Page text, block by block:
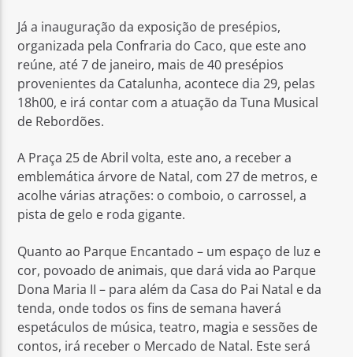
Já a inauguração da exposição de presépios,
organizada pela Confraria do Caco, que este ano
reúne, até 7 de janeiro, mais de 40 presépios
provenientes da Catalunha, acontece dia 29, pelas
18h00, e irá contar com a atuação da Tuna Musical
de Rebordões.
A Praça 25 de Abril volta, este ano, a receber a
emblemática árvore de Natal, com 27 de metros, e
acolhe várias atrações: o comboio, o carrossel, a
pista de gelo e roda gigante.
Quanto ao Parque Encantado – um espaço de luz e
cor, povoado de animais, que dará vida ao Parque
Dona Maria II – para além da Casa do Pai Natal e da
tenda, onde todos os fins de semana haverá
espetáculos de música, teatro, magia e sessões de
contos, irá receber o Mercado de Natal. Este será